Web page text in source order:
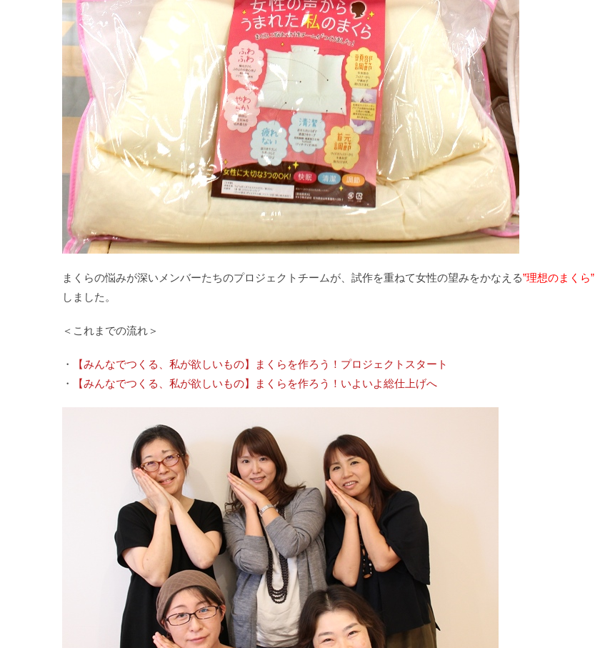
まくらの悩みが深いメンバーたちのプロジェクトチームが、試作を重ねて女性の望みをかなえる”理想のまくら”
しました。
＜これまでの流れ＞
・
【みんなでつくる、私が欲しいもの】まくらを作ろう！プロジェクトスタート
・
【みんなでつくる、私が欲しいもの】まくらを作ろう！いよいよ総仕上げへ